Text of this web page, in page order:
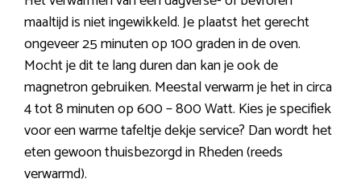
maaltijd is niet ingewikkeld. Je plaatst het gerecht
ongeveer 25 minuten op 100 graden in de oven.
Mocht je dit te lang duren dan kan je ook de
magnetron gebruiken. Meestal verwarm je het in circa
4 tot 8 minuten op 600 – 800 Watt. Kies je specifiek
voor een warme tafeltje dekje service? Dan wordt het
eten gewoon thuisbezorgd in Rheden (reeds
verwarmd).